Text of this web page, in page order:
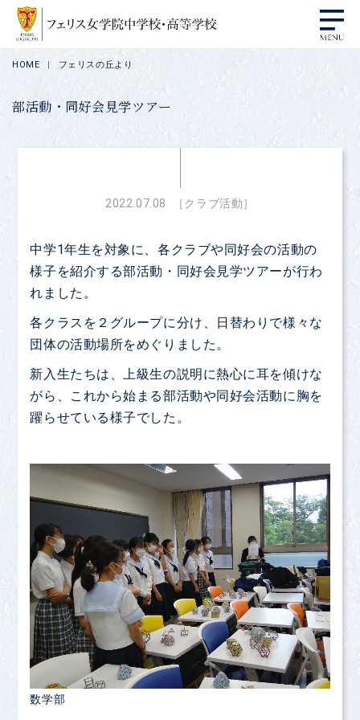
HOME フェリスの丘より
部活動・同好会見学ツアー
2022.07.08 ［クラブ活動］
中学1年生を対象に、各クラブや同好会の活動の
様子を紹介する部活動・同好会見学ツアーが行わ
れました。
各クラスを２グループに分け、日替わりで様々な
団体の活動場所をめぐりました。
新入生たちは、上級生の説明に熱心に耳を傾けな
がら、これから始まる部活動や同好会活動に胸を
躍らせている様子でした。
数学部